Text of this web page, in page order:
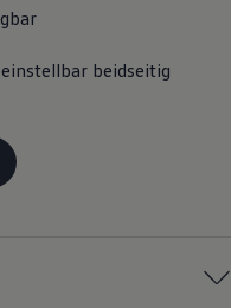
beidseitig